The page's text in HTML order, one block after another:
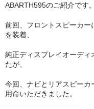
ABARTH595のご紹介です。
前回、フロントスピーカー
を装着、
純正ディスプレイオーディ
たが、
今回、ナビとリアスピー
用命いただきました。